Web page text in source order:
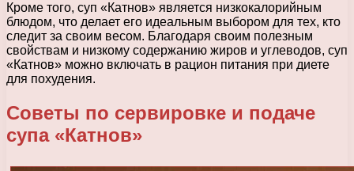
Кроме того, суп «Катнов» является низкокалорийным
блюдом, что делает его идеальным выбором для тех, кто
следит за своим весом. Благодаря своим полезным
свойствам и низкому содержанию жиров и углеводов, суп
«Катнов» можно включать в рацион питания при диете
для похудения.
Советы по сервировке и подаче
супа «Катнов»